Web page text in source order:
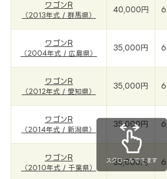
ワゴンR
（2013年式 / 群馬県）
40,000円
ワゴンR
（2004年式 / 広島県）
35,000円
ワゴンR
（2012年式 / 愛知県）
35,000円
ワゴンR
（2014年式 / 新潟県）
35,000円
ワゴンR
（2010年式 / 千葉県）
35,000円
スクロールできます